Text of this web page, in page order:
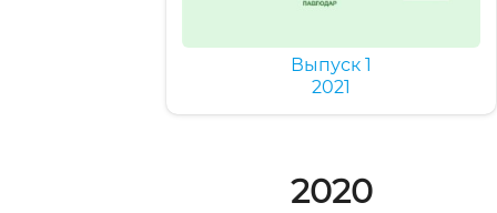
Выпуск 1
2021
2020